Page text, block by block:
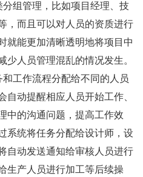
组管理，比如项目经理、技
，而且可以对人员的资质进行
就能更加清晰透明地将项目中
少人员管理混乱的情况发生。
工作流程分配给不同的人员
自动提醒相应人员开始工作、
中的沟通问题，提高工作效
系统将任务分配给设计师，设
自动发送通知给审核人员进行
生产人员进行加工等后续操